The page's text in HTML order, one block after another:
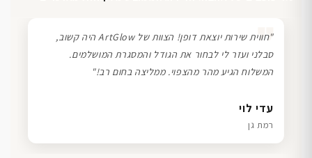
שרון כהן
תל אביב
❞
"חווית שירות יוצאת דופן! הצוות של ArtGlow היה קשוב,
סבלני ועזר לי לבחור את הגודל והמסגרת המושלמים.
המשלוח הגיע מהר מהצפוי. ממליצה בחום רב!"
עדי לוי
רמת גן
דנה גל
חיפה
ליאת ויוסי מ.
הוד השרון